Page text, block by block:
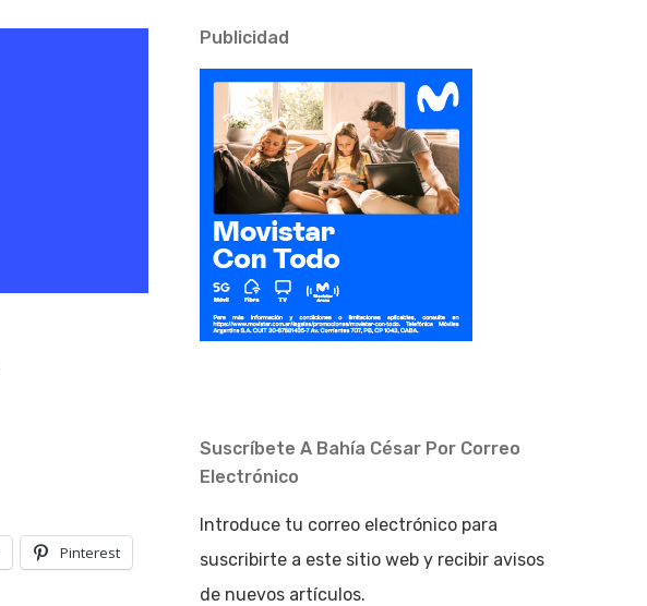
Pinterest
Publicidad
Suscríbete A Bahía César Por Correo
Electrónico
Introduce tu correo electrónico para
suscribirte a este sitio web y recibir avisos
de nuevos artículos.